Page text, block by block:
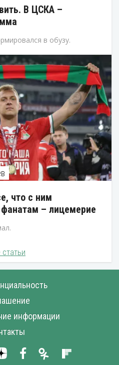
В ЦСКА –
в обузу.
что с ним
– лицемерие
статьи
информации